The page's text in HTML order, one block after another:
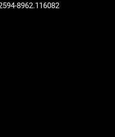
8962.116082